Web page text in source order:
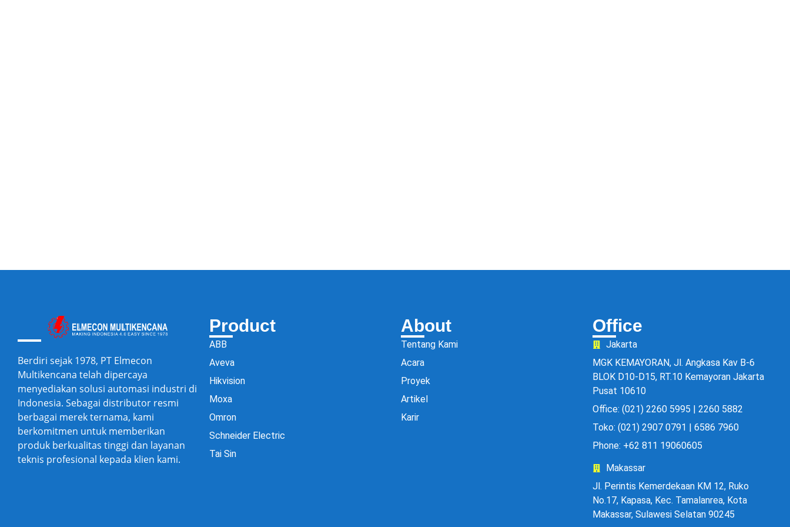
Berdiri sejak 1978, PT Elmecon
Multikencana telah dipercaya
menyediakan solusi automasi industri di
Indonesia. Sebagai distributor resmi
berbagai merek ternama, kami
berkomitmen untuk memberikan
produk berkualitas tinggi dan layanan
teknis profesional kepada klien kami.
Product
ABB
Aveva
Hikvision
Moxa
Omron
Schneider Electric
Tai Sin
About
Tentang Kami
Acara
Proyek
Artikel
Karir
Office
Jakarta
MGK KEMAYORAN, Jl. Angkasa Kav B-6
BLOK D10-D15, RT.10 Kemayoran Jakarta
Pusat 10610
Office: (021) 2260 5995 | 2260 5882
Toko: (021) 2907 0791 | 6586 7960
Phone: +62 811 19060605
Makassar
Jl. Perintis Kemerdekaan KM 12, Ruko
No.17, Kapasa, Kec. Tamalanrea, Kota
Makassar, Sulawesi Selatan 90245